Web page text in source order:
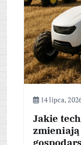
14 lipca,
Jakie
zmieniają